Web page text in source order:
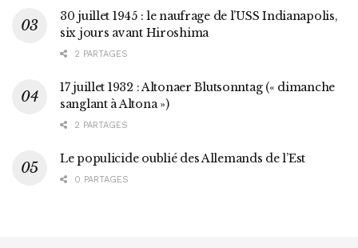
30 juillet 1945 : le naufrage de l’USS Indianapolis,
six jours avant Hiroshima
2 PARTAGES
17 juillet 1932 : Altonaer Blutsonntag (« dimanche
sanglant à Altona »)
2 PARTAGES
Le populicide oublié des Allemands de l’Est
0 PARTAGES